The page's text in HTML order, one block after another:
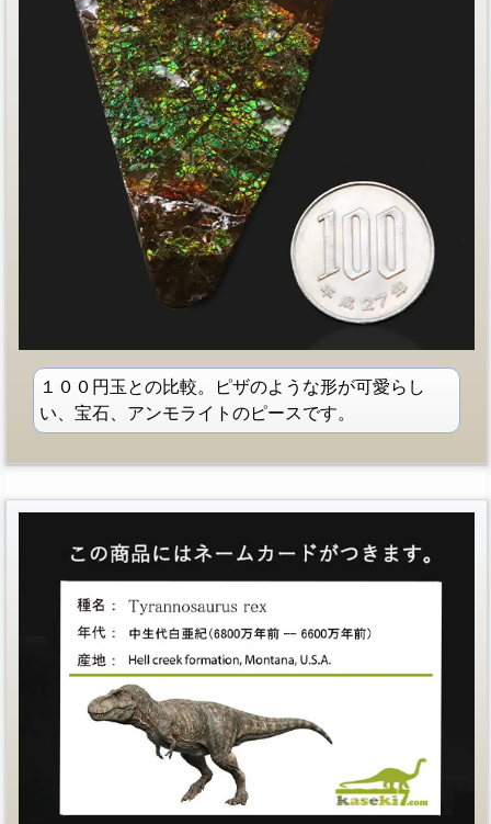
１００円玉との比較。ピザのような形が可愛らし
い、宝石、アンモライトのピースです。